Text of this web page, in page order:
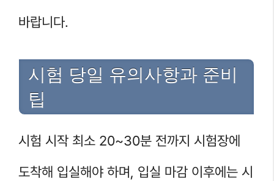
바랍니다.
시험 당일 유의사항과 준비
팁
시험 시작 최소 20~30분 전까지 시험장에
도착해 입실해야 하며, 입실 마감 이후에는 시